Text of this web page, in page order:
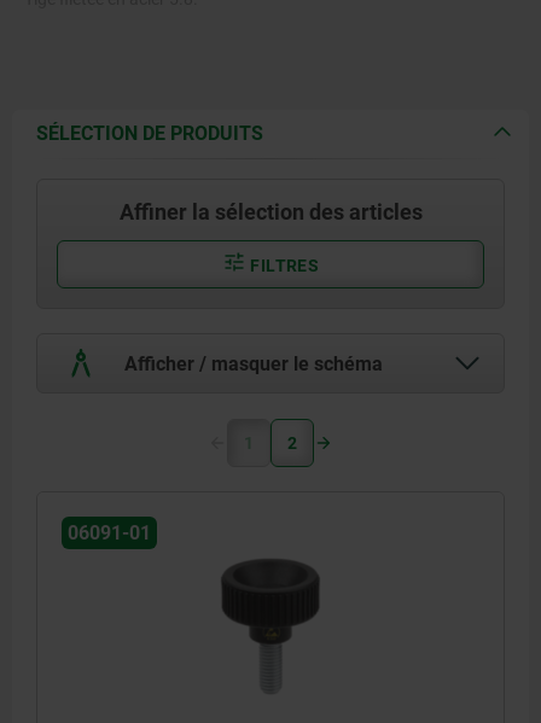
SÉLECTION DE PRODUITS
Affiner la sélection des articles
FILTRES
Afficher / masquer le schéma
1 2
06091-01